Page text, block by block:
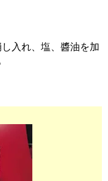
入れ、塩、醬油を加